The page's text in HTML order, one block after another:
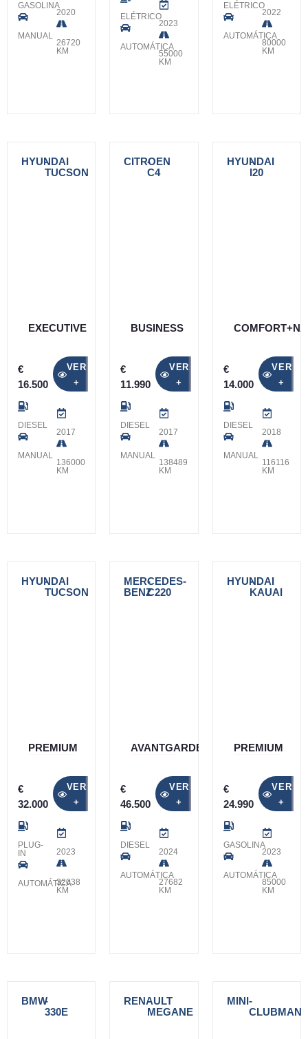
GASOLINA
MANUAL
2020
26720
KM
ELÉTRICO
AUTOMÁTICA
2023
55000
KM
ELÉTRICO
AUTOMÁTICA
2022
80000
KM
HYUNDAI
-
TUCSON
EXECUTIVE
€
16.500
VER
+
DIESEL
MANUAL
2017
136000
KM
CITROEN
-
C4
BUSINESS
€
11.990
VER
+
DIESEL
MANUAL
2017
138489
KM
HYUNDAI
-
I20
€
14.000
VER
+
DIESEL
MANUAL
2018
116116
KM
HYUNDAI
-
TUCSON
PREMIUM
€
32.000
VER
+
PLUG-
IN
AUTOMÁTICA
2023
32038
KM
MERCEDES-
BENZ
-
C220
AVANTGARDE
€
46.500
VER
+
DIESEL
AUTOMÁTICA
2024
27682
KM
HYUNDAI
-
KAUAI
PREMIUM
€
24.990
VER
+
GASOLINA
AUTOMÁTICA
2023
85000
KM
BMW-
330E
RENAULT
-
MEGANE
MINI-
CLUBMAN